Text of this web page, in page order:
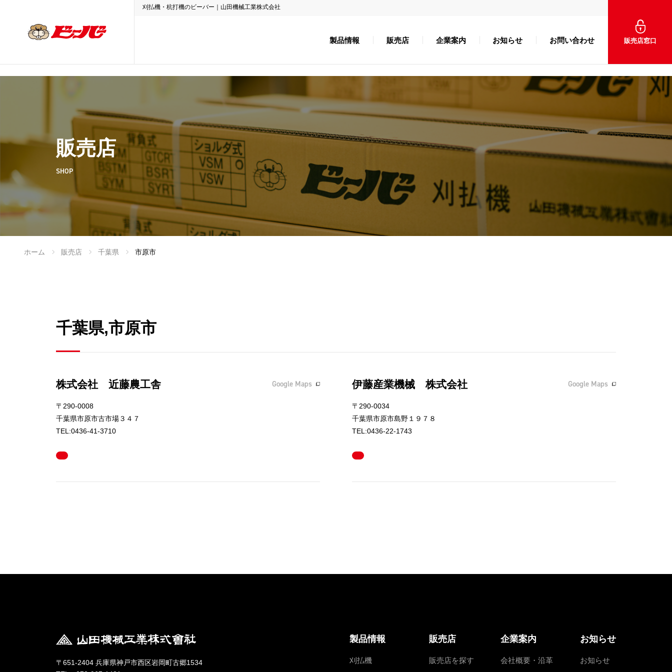
刈払機・杭打機のビーバー｜山田機械工業株式会社
製品情報 販売店 企業案内 お知らせ お問い合わせ 販売店窓口
販売店
SHOP
ホーム 販売店 千葉県 市原市
千葉県,市原市
株式会社 近藤農工舎 Google Maps
〒290-0008
千葉県市原市古市場３４７
TEL:0436-41-3710
伊藤産業機械 株式会社 Google Maps
〒290-0034
千葉県市原市島野１９７８
TEL:0436-22-1743
〒651-2404 兵庫県神戸市西区岩岡町古郷1534
製品情報
刈払機
販売店
販売店を探す
企業案内
会社概要・沿革
お知らせ
お知らせ